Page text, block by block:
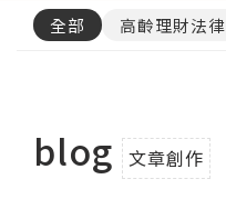
全部 高齡理財法律
blog 文章創作